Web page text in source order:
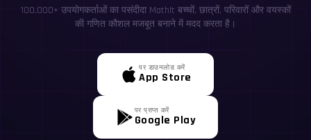
100,000+ उपयोगकर्ताओं का पसंदीदा MathIt बच्चों, छात्रों, परिवारों और वयस्कों
की गणित कौशल मजबूत बनाने में मदद करता है।
पर डाउनलोड करें
App Store
पर प्राप्त करें
Google Play